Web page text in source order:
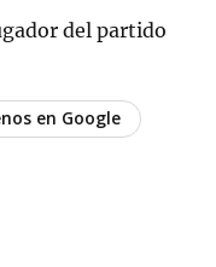
del partido
en Google